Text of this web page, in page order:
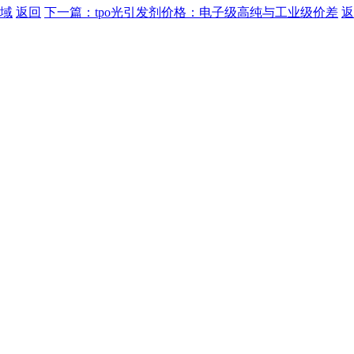
返回 下一篇：tpo光引发剂价格：电子级高纯与工业级价差